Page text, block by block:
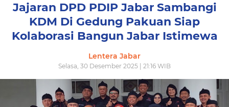
Jajaran DPD PDIP Jabar Sambangi
KDM Di Gedung Pakuan Siap
Kolaborasi Bangun Jabar Istimewa
Lentera Jabar
Selasa, 30 Desember 2025 | 21:16 WIB